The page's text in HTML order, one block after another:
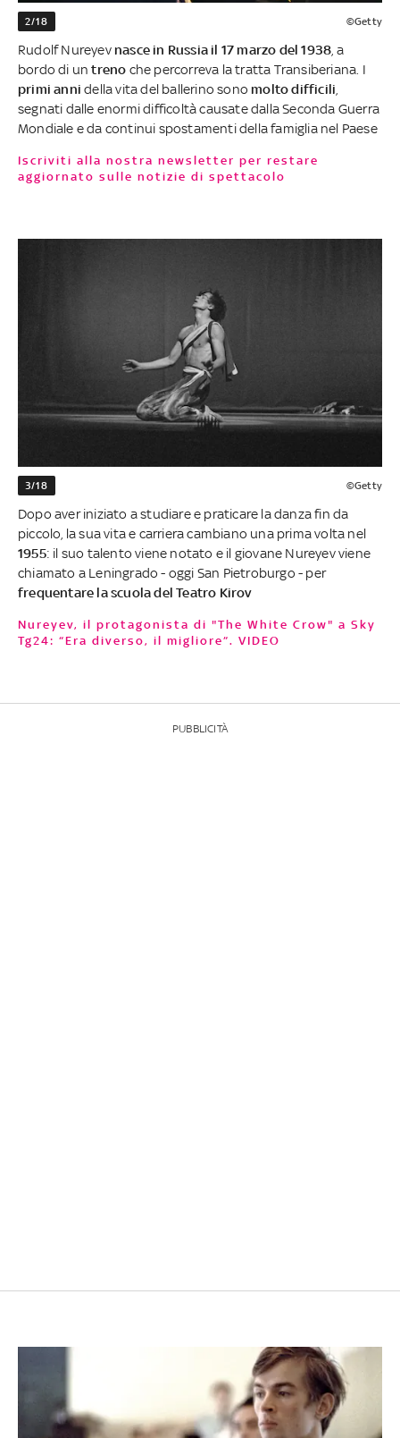
2/18 ©Getty
Rudolf Nureyev nasce in Russia il 17 marzo del 1938 , a
bordo di untreno che percorreva la tratta Transiberiana. I
primi annidella vita del ballerino sono molto difficili
segnati dalle enormi difficoltà causate dalla Seconda Guerra
Mondiale e da continui spostamenti della famiglia nel Paese
Iscriviti alla nostra newsletter per restare
aggiornato sulle notizie di spettacolo
3/18 ©Getty
Dopo aver iniziato a studiare e praticare la danza fin da
piccolo, la sua vita e carriera cambiano una prima volta nel
1955: il suo talento viene notato e il giovane Nureyev viene
chiamato a Leningrado - oggi San Pietroburgo - per
frequentare la scuola del Teatro Kirov
Nureyev, il protagonista di "The White Crow" a Sky
Tg24: “Era diverso, il migliore”. VIDEO
PUBBLICITÀ